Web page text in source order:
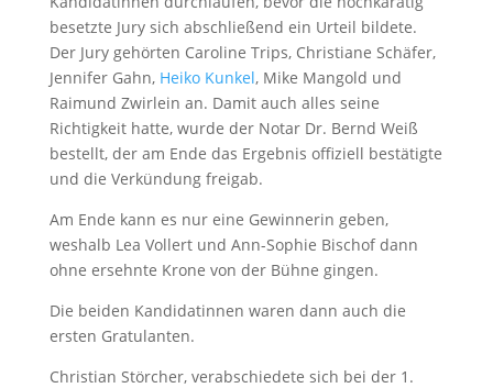
besetzte Jury sich abschließend ein Urteil bildete.
Der Jury gehörten Caroline Trips, Christiane Schäfer,
Jennifer Gahn, Heiko Kunkel, Mike Mangold und
Raimund Zwirlein an. Damit auch alles seine
Richtigkeit hatte, wurde der Notar Dr. Bernd Weiß
bestellt, der am Ende das Ergebnis offiziell bestätigte
und die Verkündung freigab.
Am Ende kann es nur eine Gewinnerin geben,
weshalb Lea Vollert und Ann-Sophie Bischof dann
ohne ersehnte Krone von der Bühne gingen.
Die beiden Kandidatinnen waren dann auch die
ersten Gratulanten.
Christian Störcher, verabschiedete sich bei der 1.